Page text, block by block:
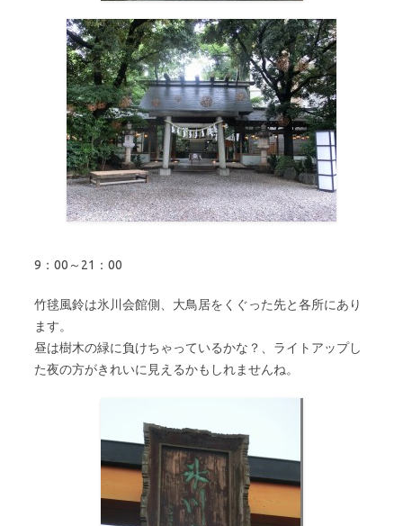
9：00～21：00
竹毬風鈴は氷川会館側、大鳥居をくぐった先と各所にあり
ます。
昼は樹木の緑に負けちゃっているかな？、ライトアップし
た夜の方がきれいに見えるかもしれませんね。